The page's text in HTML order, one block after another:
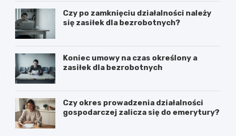
Czy po zamknięciu działalności należy
się zasiłek dla bezrobotnych?
Koniec umowy na czas określony a
zasiłek dla bezrobotnych
Czy okres prowadzenia działalności
gospodarczej zalicza się do emerytury?